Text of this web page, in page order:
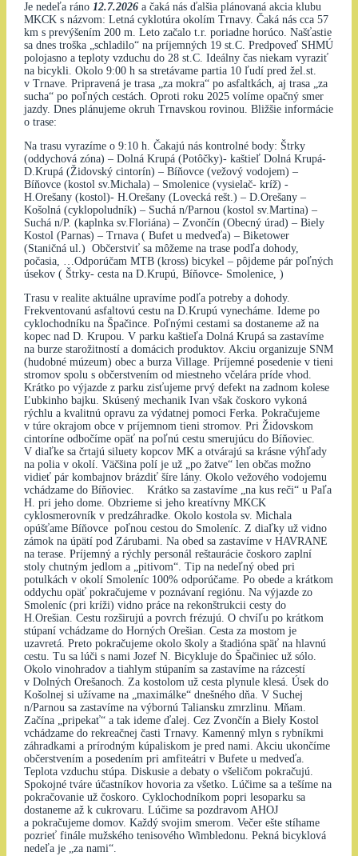
Je nedeľa ráno 12.7.2026a čaká nás ďalšia plánovaná akcia klubu
MKCK s názvom: Letná cyklotúra okolím Trnavy. Čaká nás cca 57
km s prevýšením 200 m. Leto začalo t.r. poriadne horúco. Našťastie
sa dnes troška „schladilo“ na príjemných 19 st.C. Predpoveď SHMÚ
polojasno a teploty vzduchu do 28 st.C. Ideálny čas niekam vyraziť
na bicykli. Okolo 9:00 h sa stretávame partia 10 ľudí pred žel.st.
v Trnave. Pripravená je trasa „za mokra“ po asfaltkách, aj trasa „za
sucha“ po poľných cestách. Oproti roku 2025 volíme opačný smer
jazdy. Dnes plánujeme okruh Trnavskou rovinou. Bližšie informácie
o trase:
Na trasu vyrazíme o 9:10 h. Čakajú nás kontrolné body: Štrky
(oddychová zóna) – Dolná Krupá (Potôčky)- kaštieľ Dolná Krupá-
D.Krupá (Židovský cintorín) – Bíňovce (vežový vodojem) –
Bíňovce (kostol sv.Michala) – Smolenice (vysielač- kríž) -
H.Orešany (kostol)- H.Orešany (Lovecká rešt.) – D.Orešany –
Košolná (cyklopoludník) – Suchá n/Parnou (kostol sv.Martina) –
Suchá n/P. (kaplnka sv.Floriána) – Zvončín (Obecný úrad) – Biely
Kostol (Parnas) – Trnava ( Bufet u medveďa) – Biketower
(Staničná ul.) Občerstviť sa môžeme na trase podľa dohody,
počasia, …Odporúčam MTB (kross) bicykel – pôjdeme pár poľných
úsekov ( Štrky- cesta na D.Krupú, Bíňovce- Smolenice, )
Trasu v realite aktuálne upravíme podľa potreby a dohody.
Frekventovanú asfaltovú cestu na D.Krupú vynecháme. Ideme po
cyklochodníku na Špačince. Poľnými cestami sa dostaneme až na
kopec nad D. Krupou. V parku kaštieľa Dolná Krupá sa zastavíme
na burze starožitností a domácich produktov. Akciu organizuje SNM
(hudobné múzeum) obec a burza Village. Príjemné posedenie v tieni
stromov spolu s občerstvením od miestneho včelára príde vhod.
Krátko po výjazde z parku zisťujeme prvý defekt na zadnom kolese
Ľubkinho bajku. Skúsený mechanik Ivan však čoskoro vykoná
rýchlu a kvalitnú opravu za výdatnej pomoci Ferka. Pokračujeme
v túre okrajom obce v príjemnom tieni stromov. Pri Židovskom
cintoríne odbočíme opäť na poľnú cestu smerujúcu do Bíňoviec.
V diaľke sa črtajú siluety kopcov MK a otvárajú sa krásne výhľady
na polia v okolí. Väčšina polí je už „po žatve“ len občas možno
vidieť pár kombajnov brázdiť šíre lány. Okolo vežového vodojemu
vchádzame do Bíňoviec. Krátko sa zastavíme „na kus reči“ u Paľa
H. pri jeho dome. Obzrieme si jeho kreatívny MKCK
cyklosmerovník v predzáhradke. Okolo kostola sv. Michala
opúšťame Bíňovce poľnou cestou do Smoleníc. Z diaľky už vidno
zámok na úpätí pod Zárubami. Na obed sa zastavíme v HAVRANE
na terase. Príjemný a rýchly personál reštaurácie čoskoro zaplní
stoly chutným jedlom a „pitivom“. Tip na nedeľný obed pri
potulkách v okolí Smoleníc 100% odporúčame. Po obede a krátkom
oddychu opäť pokračujeme v poznávaní regiónu. Na výjazde zo
Smoleníc (pri kríži) vidno práce na rekonštrukcii cesty do
H.Orešian. Cestu rozširujú a povrch frézujú. O chvíľu po krátkom
stúpaní vchádzame do Horných Orešian. Cesta za mostom je
uzavretá. Preto pokračujeme okolo školy a štadióna späť na hlavnú
cestu. Tu sa lúči s nami Jozef N. Bicykluje do Špačiniec už sólo.
Okolo vinohradov a tiahlym stúpaním sa zastavíme na rázcestí
v Dolných Orešanoch. Za kostolom už cesta plynule klesá. Úsek do
Košolnej si užívame na „maximálke“ dnešného dňa. V Suchej
n/Parnou sa zastavíme na výbornú Taliansku zmrzlinu. Mňam.
Začína „pripekať“ a tak ideme ďalej. Cez Zvončín a Biely Kostol
vchádzame do rekreačnej časti Trnavy. Kamenný mlyn s rybníkmi
záhradkami a prírodným kúpaliskom je pred nami. Akciu ukončíme
občerstvením a posedením pri amfiteátri v Bufete u medveďa.
Teplota vzduchu stúpa. Diskusie a debaty o všeličom pokračujú.
Spokojné tváre účastníkov hovoria za všetko. Lúčime sa a tešíme na
pokračovanie už čoskoro. Cyklochodníkom popri lesoparku sa
dostaneme až k cukrovaru. Lúčime sa pozdravom AHOJ
a pokračujeme domov. Každý svojim smerom. Večer ešte stíhame
pozrieť finále mužského tenisového Wimbledonu. Pekná bicyklová
nedeľa je „za nami“.